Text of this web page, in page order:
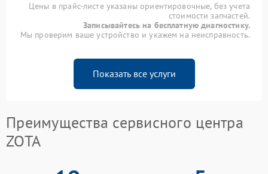
Цены в прайс-листе указаны ориентировочные, без учета
стоимости запчастей.
Записывайтесь на бесплатную диагностику.
Мы проверим ваше устройство и укажем на неисправность.
Показать все услуги
Преимущества сервисного центра
ZOTA